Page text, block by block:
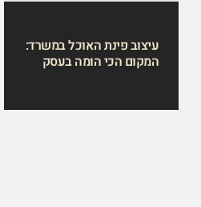
עיצוב פינת האוכל במשרד:
המקום הכי הומה בעסק